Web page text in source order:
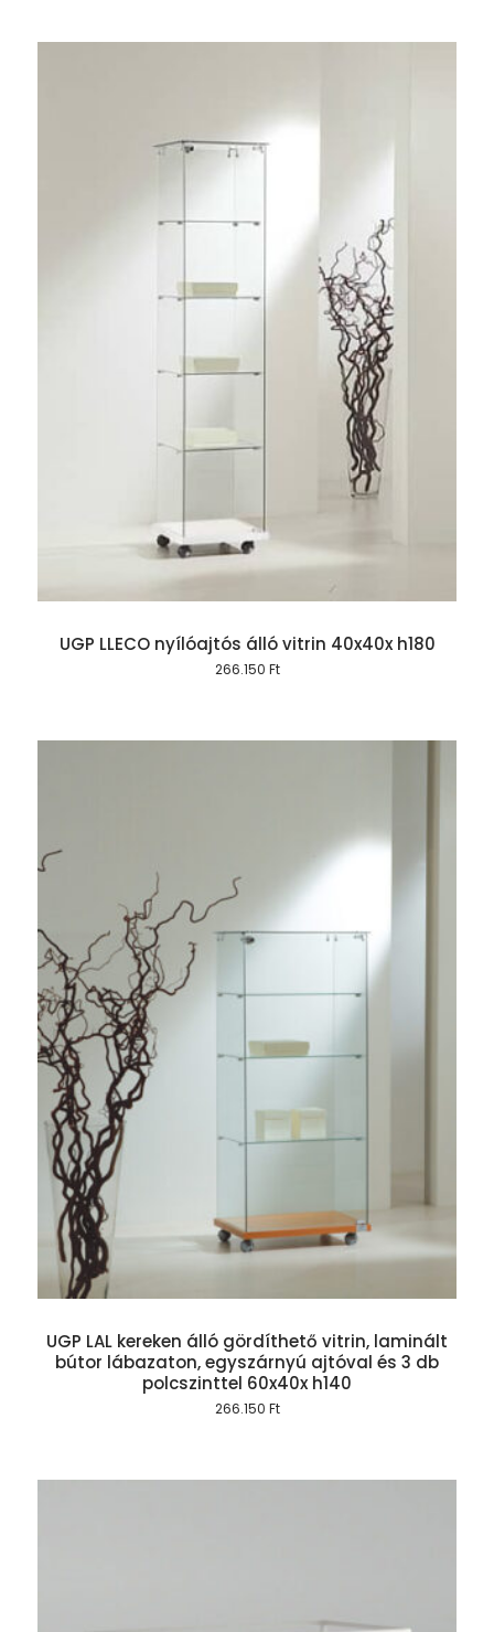
UGP LLECO nyílóajtós álló vitrin 40x40x h180
266.150 Ft
UGP LAL kereken álló gördíthető vitrin, laminált
bútor lábazaton, egyszárnyú ajtóval és 3 db
polcszinttel 60x40x h140
266.150 Ft